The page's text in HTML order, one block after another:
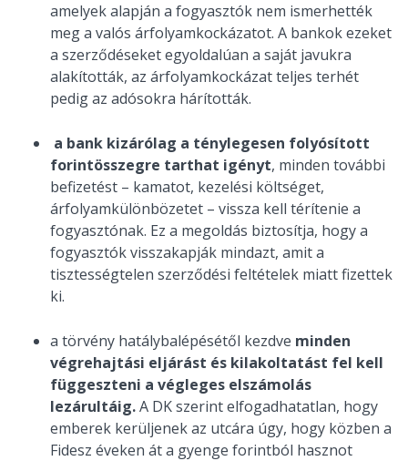
amelyek alapján a fogyasztók nem ismerhették
meg a valós árfolyamkockázatot. A bankok ezeket
a szerződéseket egyoldalúan a saját javukra
alakították, az árfolyamkockázat teljes terhét
pedig az adósokra hárították.
a bank kizárólag a ténylegesen folyósított
forintösszegre tarthat igényt, minden további
befizetést – kamatot, kezelési költséget,
árfolyamkülönbözetet – vissza kell térítenie a
fogyasztónak. Ez a megoldás biztosítja, hogy a
fogyasztók visszakapják mindazt, amit a
tisztességtelen szerződési feltételek miatt fizettek
ki.
a törvény hatálybalépésétől kezdve minden
végrehajtási eljárást és kilakoltatást fel kell
függeszteni a végleges elszámolás
lezárultáig.A DK szerint elfogadhatatlan, hogy
emberek kerüljenek az utcára úgy, hogy közben a
Fidesz éveken át a gyenge forintból hasznot